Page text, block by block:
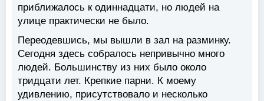
приближалось к одиннадцати, но людей на
улице практически не было.
Переодевшись, мы вышли в зал на разминку.
Сегодня здесь собралось непривычно много
людей. Большинству из них было около
тридцати лет. Крепкие парни. К моему
удивлению, присутствовало и несколько